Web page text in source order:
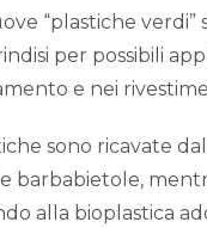
“plastiche
per possibili
e nei
sono ricavate
barbabietole,
alla bioplastica